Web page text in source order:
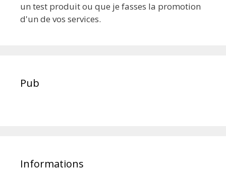
un test produit ou que je fasses la promotion
d'un de vos services.
Pub
Informations